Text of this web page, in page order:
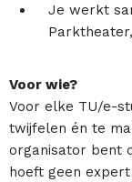
Je werkt
Voor wie?
Voor elke TU/e-
twijfelen én te
organisator bent
hoeft geen